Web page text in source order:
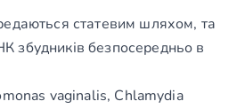
статевим шляхом, та
збудників безпосередньо в
vaginalis, Chlamydia